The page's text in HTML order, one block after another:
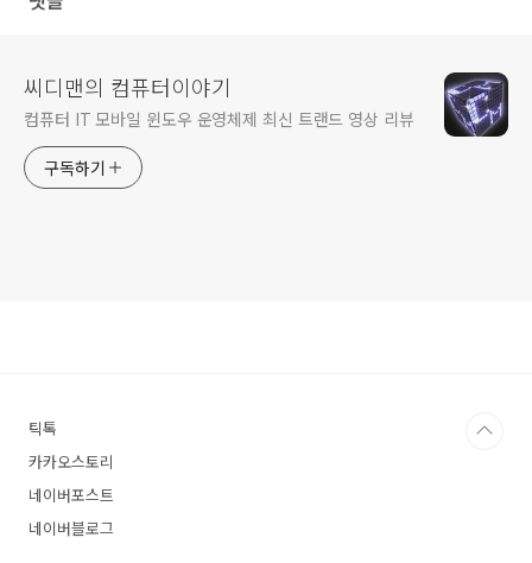
씨디맨의 컴퓨터이야기
컴퓨터 IT 모바일 윈도우 운영체제 최신 트랜드 영상 리뷰
구독하기
틱톡
카카오스토리
네이버포스트
네이버블로그